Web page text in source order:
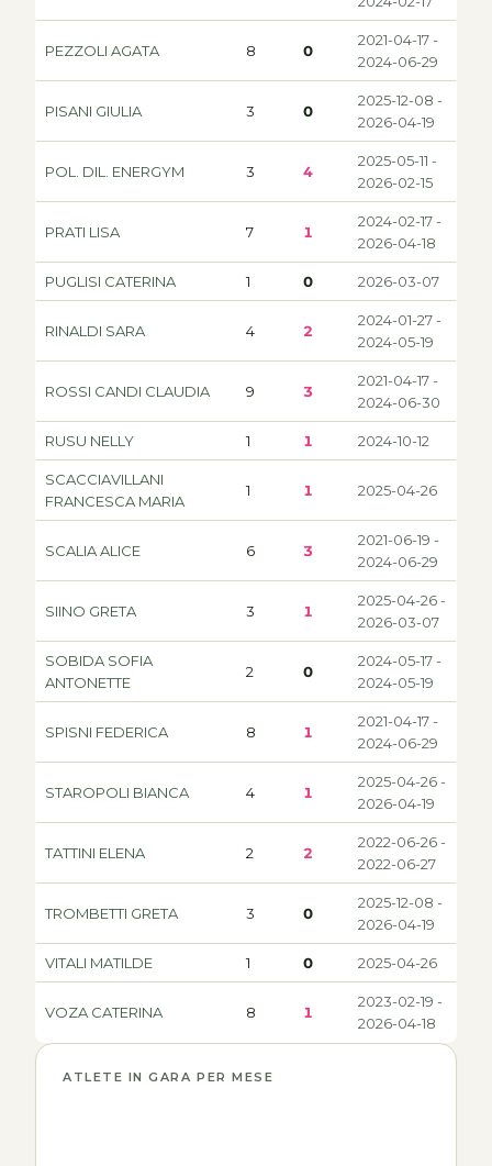
PEZZOLI AGATA 8 0
2021-04-17 -
2024-06-29
PISANI GIULIA 3 0
2025-12-08 -
2026-04-19
POL. DIL. ENERGYM 3 4
2025-05-11 -
2026-02-15
PRATI LISA 7 1
2024-02-17 -
2026-04-18
PUGLISI CATERINA 1 0 2026-03-07
RINALDI SARA 4 2
2024-01-27 -
2024-05-19
ROSSI CANDI CLAUDIA 9 3
2021-04-17 -
2024-06-30
RUSU NELLY 1 1 2024-10-12
SCACCIAVILLANI
FRANCESCA MARIA
1 1 2025-04-26
SCALIA ALICE 6 3
2021-06-19 -
2024-06-29
SIINO GRETA 3 1
2025-04-26 -
2026-03-07
SOBIDA SOFIA
ANTONETTE
2 0
2024-05-17 -
2024-05-19
SPISNI FEDERICA 8 1
2021-04-17 -
2024-06-29
STAROPOLI BIANCA 4 1
2025-04-26 -
2026-04-19
TATTINI ELENA 2 2
2022-06-26 -
2022-06-27
TROMBETTI GRETA 3 0
2025-12-08 -
2026-04-19
VITALI MATILDE 1 0 2025-04-26
VOZA CATERINA 8 1
2023-02-19 -
2026-04-18
ATLETE IN GARA PER MESE